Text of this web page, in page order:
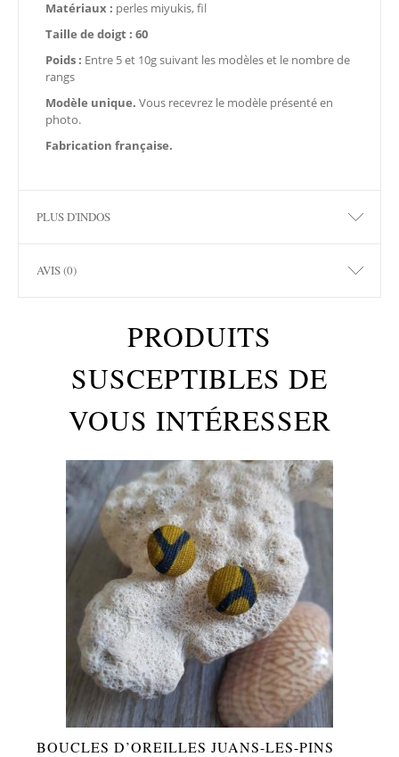
Matériaux : perles miyukis, fil
Taille de doigt : 60
Poids : Entre 5 et 10g suivant les modèles et le nombre de
rangs
Modèle unique. Vous recevrez le modèle présenté en
photo.
Fabrication française.
PLUS D'INDOS
AVIS (0)
PRODUITS
SUSCEPTIBLES DE
VOUS INTÉRESSER
BOUCLES D’OREILLES JUANS-LES-PINS